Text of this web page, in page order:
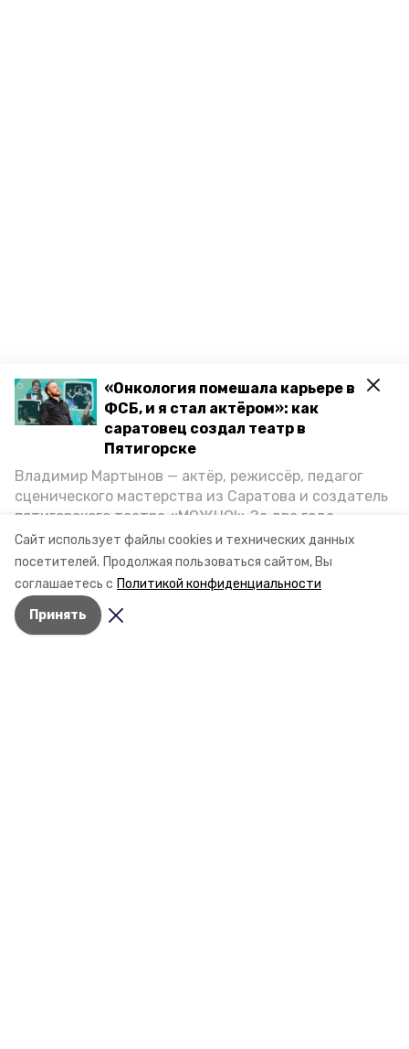
Сайт использует файлы cookies и технических данных
посетителей. Продолжая пользоваться сайтом, Вы
соглашаетесь с Политикой конфиденциальности
Принять
«Онкология помешала карьере в
ФСБ, и я стал актёром»: как
саратовец создал театр в
Пятигорске
Владимир Мартынов — актёр, режиссёр, педагог
сценического мастерства из Саратова и создатель
пятигорского театра «МОЖНО!» За два года
существования театр выпустил восемь спектаклей,
впереди — новые премьеры. О том, как стал
артистом, попал в Пятигорск и собрал труппу,
режиссёр рассказал корреспонденту «Портала
Пятигорска».